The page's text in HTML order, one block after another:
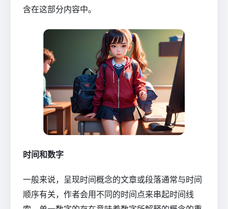
含在这部分内容中。
时间和数字
一般来说，呈现时间概念的文章或段落通常与时间
顺序有关，作者会用不同的时间点来串起时间线